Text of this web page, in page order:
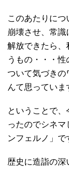
このあたりに
崩壊させ、常
解放できたら、
うもの・・・
ついて気づきの
んて思っていま
ということで
ったのでシネ
ンフェルノ」で
歴史に造詣の